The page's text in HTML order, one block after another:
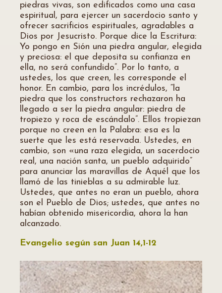
piedras vivas, son edificados como una casa
espiritual, para ejercer un sacerdocio santo y
ofrecer sacrificios espirituales, agradables a
Dios por Jesucristo. Porque dice la Escritura:
Yo pongo en Sión una piedra angular, elegida
y preciosa: el que deposita su confianza en
ella, no será confundido”. Por lo tanto, a
ustedes, los que creen, les corresponde el
honor. En cambio, para los incrédulos, “la
piedra que los constructors rechazaron ha
llegado a ser la piedra angular: piedra de
tropiezo y roca de escándalo”. Ellos tropiezan
porque no creen en la Palabra: esa es la
suerte que les está reservada. Ustedes, en
cambio, son «una raza elegida, un sacerdocio
real, una nación santa, un pueblo adquirido”
para anunciar las maravillas de Aquél que los
llamó de las tinieblas a su admirable luz.
Ustedes, que antes no eran un pueblo, ahora
son el Pueblo de Dios; ustedes, que antes no
habían obtenido misericordia, ahora la han
alcanzado.
Evangelio según san Juan 14,1-12